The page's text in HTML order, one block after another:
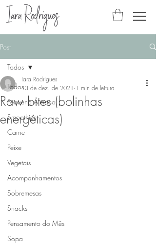
Post
Todos
Pequeno Almoço
Smoothies
Carne
Peixe
Vegetais
Acompanhamentos
Sobremesas
Snacks
Pensamento do Mês
Sopa
Todos
Raw bites (bolinhas
energéticas)
Iara Rodrigues
13 de dez. de 2021 1 min de leitura